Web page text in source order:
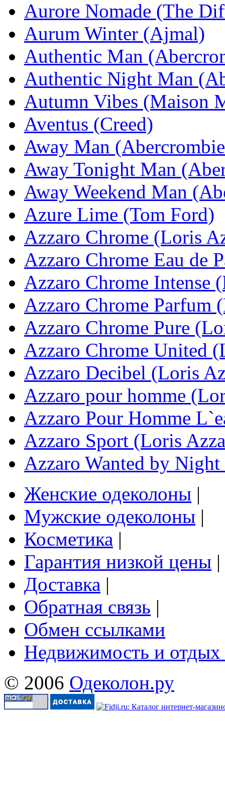
Aurore Nomade (The
Aurum Winter (Ajmal)
Authentic Man
Authentic Night Man
Autumn Vibes (Maison
Aventus (Creed)
Away Man
Away Tonight Man
Away Weekend Man
Azure Lime (Tom Ford)
Azzaro Chrome (Loris
Azzaro Chrome Eau de
Azzaro Chrome Intense
Azzaro Chrome Parfum
Azzaro Chrome Pure
Azzaro Chrome United
Azzaro Decibel (Loris
Azzaro pour homme
Azzaro Pour Homme
Azzaro Sport (Loris
Azzaro Wanted by
Женские одеколоны |
Мужские одеколоны |
Косметика |
Гарантия низкой цены |
Доставка |
Обратная связь |
Обмен ссылками
Недвижимость и
© 2006 Одеколон.ру